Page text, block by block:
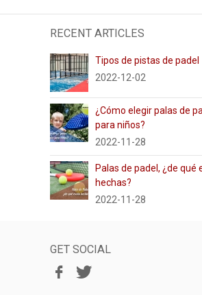
RECENT ARTICLES
Tipos de pistas de padel
2022-12-02
¿Cómo elegir palas de
para niños?
2022-11-28
Palas de padel, ¿de qué
hechas?
2022-11-28
GET SOCIAL